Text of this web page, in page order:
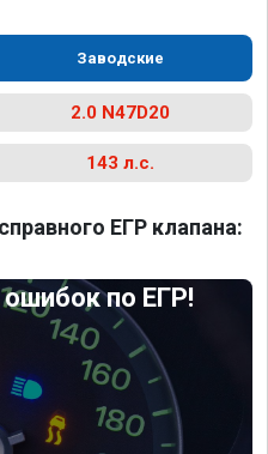
Заводские
2.0 N47D20
143 л.с.
ЕГР клапана:
ошибок по ЕГР!